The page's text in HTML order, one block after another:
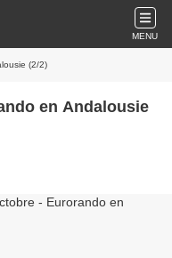
MENU
(2/2)
en Andalousie